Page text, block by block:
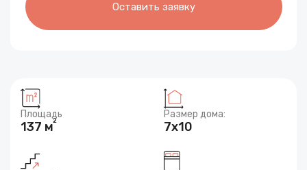
Оставить заявку
Площадь
137 м2
Размер дома:
7х10